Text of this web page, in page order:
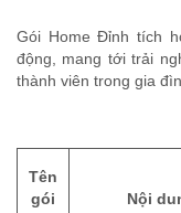
Gói Home Đỉnh tích
động, mang tới trải
thành viên trong gia
Tên
gói
Nội